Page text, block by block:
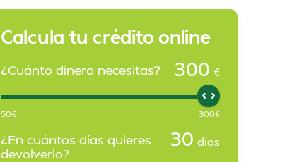
Calcula tu crédito online
¿Cuánto dinero necesitas? 300 €
50€ 300€
¿En cuántos días quieres
devolverlo?
30 días